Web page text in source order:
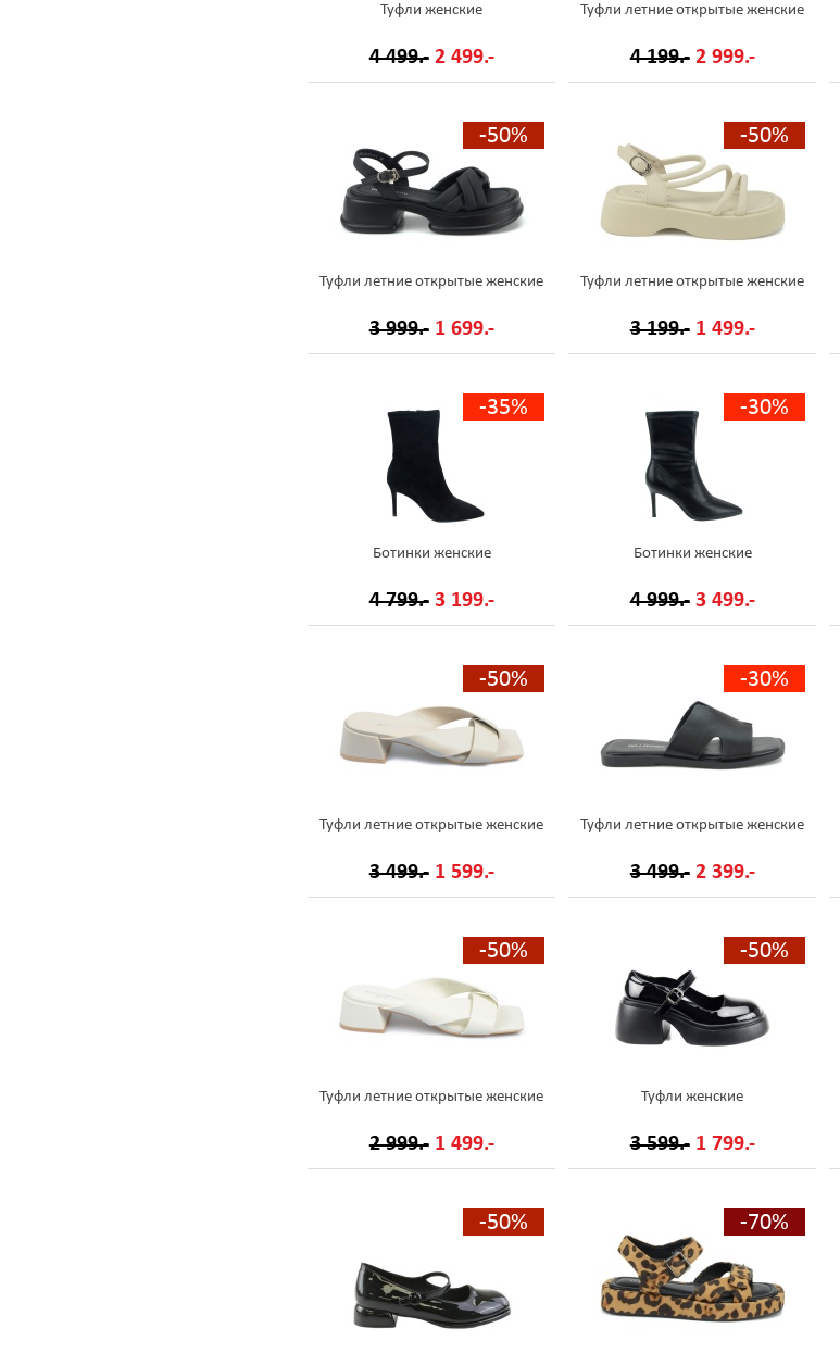
Туфли женские
4 499.- 2 499.-
Туфли летние открытые женские
4 199.- 2 999.-
-50%
Туфли летние открытые женские
3 999.- 1 699.-
-50%
Туфли летние открытые женские
3 199.- 1 499.-
-35%
Ботинки женские
4 799.- 3 199.-
-30%
Ботинки женские
4 999.- 3 499.-
-50%
Туфли летние открытые женские
3 499.- 1 599.-
-30%
Туфли летние открытые женские
3 499.- 2 399.-
-50%
Туфли летние открытые женские
2 999.- 1 499.-
-50%
Туфли женские
3 599.- 1 799.-
-50% -70%